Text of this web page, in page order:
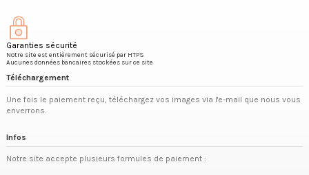
Garanties sécurité
Notre site est entièrement sécurisé par HTPS
Aucunes données bancaires stockées sur ce site
Téléchargement
Une fois le paiement reçu, téléchargez vos images via l'e-mail que nous vous
enverrons.
Infos
Notre site accepte plusieurs formules de paiement :